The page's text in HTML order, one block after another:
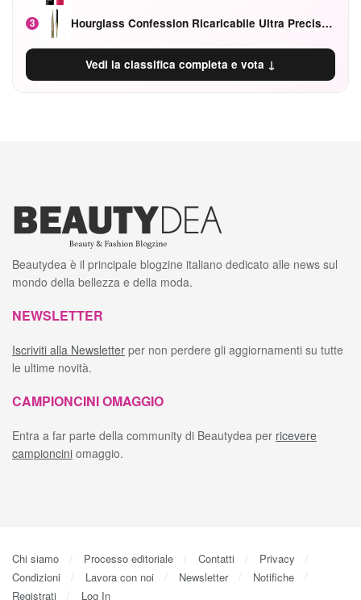
3 Hourglass Confession Ricaricabile Ultra Preciso Ad Alta Intensità Secretly Classic Red
Vedi la classifica completa e vota ↓
Beautydea è il principale blogzine italiano dedicato alle news sul
mondo della bellezza e della moda.
NEWSLETTER
Iscriviti alla Newsletter per non perdere gli aggiornamenti su tutte
le ultime novità.
CAMPIONCINI OMAGGIO
Entra a far parte della community di Beautydea per ricevere
campioncini omaggio.
Chi siamo Processo editoriale Contatti
Privacy
Condizioni
Lavora con noi Newsletter
Notifiche
Registrati
Log In